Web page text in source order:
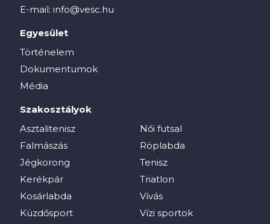
E-mail: info@vesc.hu
Egyesület
Történelem
Dokumentumok
Média
Szakosztályok
Asztalitenisz
Falmászás
Jégkorong
Kerékpár
Kosárlabda
Küzdősport
Női futsal
Röplabda
Tenisz
Triatlon
Vívás
Vízi sportok